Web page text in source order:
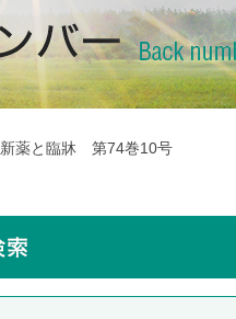
新薬と臨牀 第74巻10号